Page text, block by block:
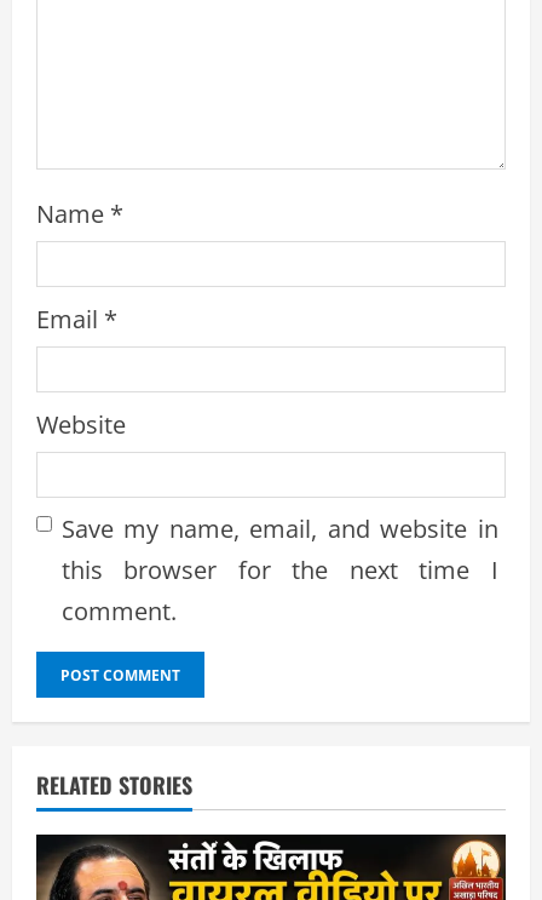
Name *
Email *
Website
Save my name, email, and website in
this browser for the next time I
comment.
RELATED STORIES